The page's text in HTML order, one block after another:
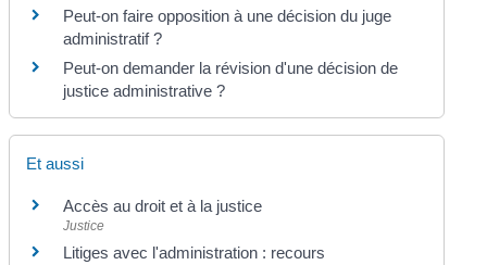
Peut-on faire opposition à une décision du juge
administratif ?
Peut-on demander la révision d'une décision de
justice administrative ?
Et aussi
Accès au droit et à la justice
Justice
Litiges avec l'administration : recours